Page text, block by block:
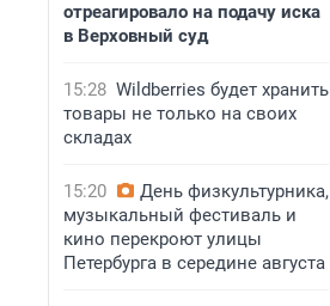
отреагировало на подачу иска
в Верховный суд
15:28 Wildberries будет хранить
товары не только на своих
складах
15:20
День физкультурника,
музыкальный фестиваль и
кино перекроют улицы
Петербурга в середине августа